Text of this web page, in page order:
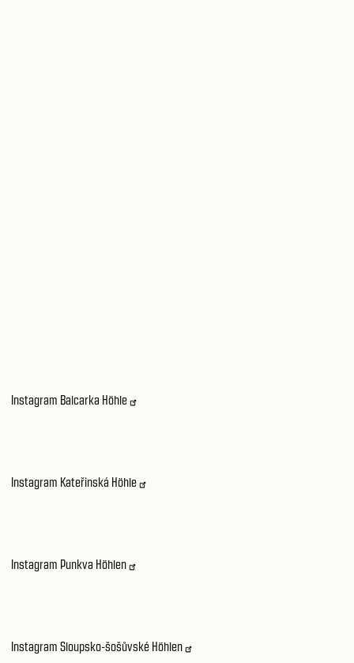
Instagram Balcarka Höhle
Instagram Kateřinská Höhle
Instagram Punkva Höhlen
Instagram Sloupsko-šošůvské Höhlen